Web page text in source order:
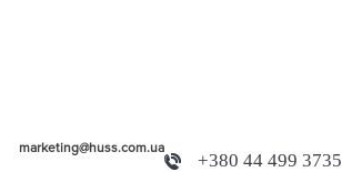
+380 44 499 3735
marketing@huss.com.ua